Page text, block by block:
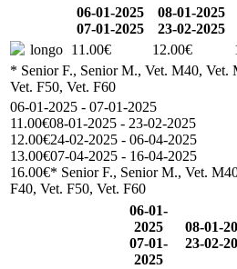
06-01-2025
07-01-2025
08-01-2025
23-02-2025
longo 11.00€ 12.00€
* Senior F., Senior M., Vet. M40, Vet.
Vet. F50, Vet. F60
06-01-2025 - 07-01-2025
11.00€08-01-2025 - 23-02-2025
12.00€24-02-2025 - 06-04-2025
13.00€07-04-2025 - 16-04-2025
16.00€* Senior F., Senior M., Vet.
F40, Vet. F50, Vet. F60
06-01-
2025
07-01-
2025
08-01-
23-02-